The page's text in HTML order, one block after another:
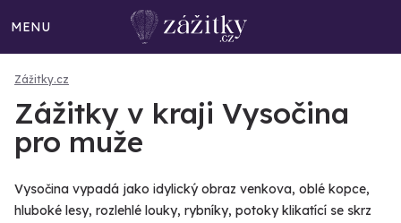
MENU
Zážitky.cz
Zážitky v kraji Vysočina
pro muže
Vysočina vypadá jako idylický obraz venkova, oblé kopce,
hluboké lesy, rozlehlé louky, rybníky, potoky klikatící se skrz